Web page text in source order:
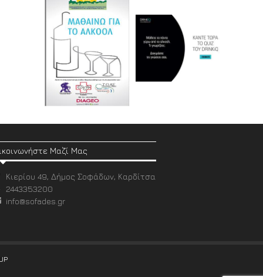
Μαζί Μας
Κιερίου 49, Δήμος Σοφάδων, Καρδίτσα
2443353200
info@sofades.gr